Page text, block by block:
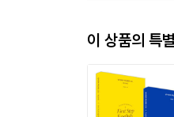
이 상품의 특